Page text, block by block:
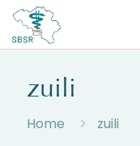
zuili
Home zuili